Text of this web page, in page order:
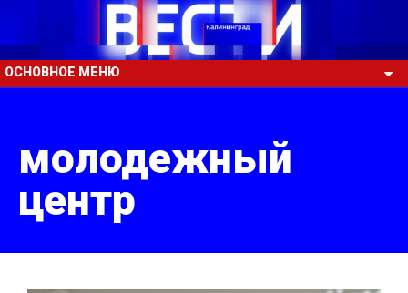
ОСНОВНОЕ МЕНЮ
молодежный
центр